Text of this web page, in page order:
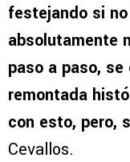
festejando si
absolutamente
paso a paso,
remontada
con esto, pero,
Cevallos.